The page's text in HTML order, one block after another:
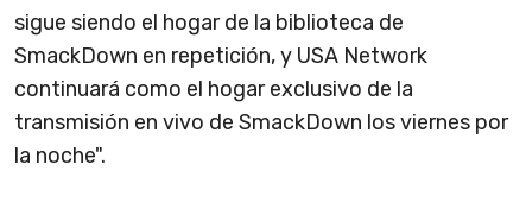
sigue siendo el hogar de la biblioteca de
SmackDown en repetición, y USA Network
continuará como el hogar exclusivo de la
transmisión en vivo de SmackDown los viernes por
la noche".